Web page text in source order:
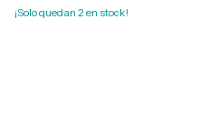
¡Solo quedan 2en stock!